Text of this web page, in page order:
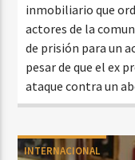
inmobiliario que
actores de la
de prisión para un
pesar de que el ex
ataque contra un
INTERNACIONAL